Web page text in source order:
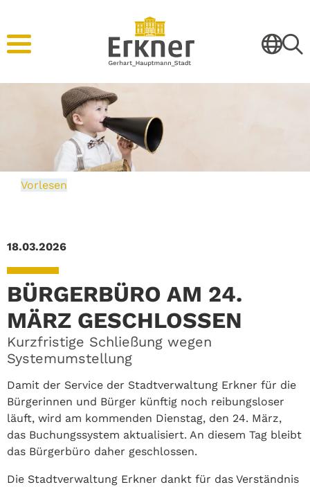
Vorlesen
18.03.2026
BÜRGERBÜRO AM 24.
MÄRZ GESCHLOSSEN
Kurzfristige Schließung wegen
Systemumstellung
Damit der Service der Stadtverwaltung Erkner für die
Bürgerinnen und Bürger künftig noch reibungsloser
läuft, wird am kommenden Dienstag, den 24. März,
das Buchungssystem aktualisiert. An diesem Tag bleibt
das Bürgerbüro daher geschlossen.
Die Stadtverwaltung Erkner dankt für das Verständnis